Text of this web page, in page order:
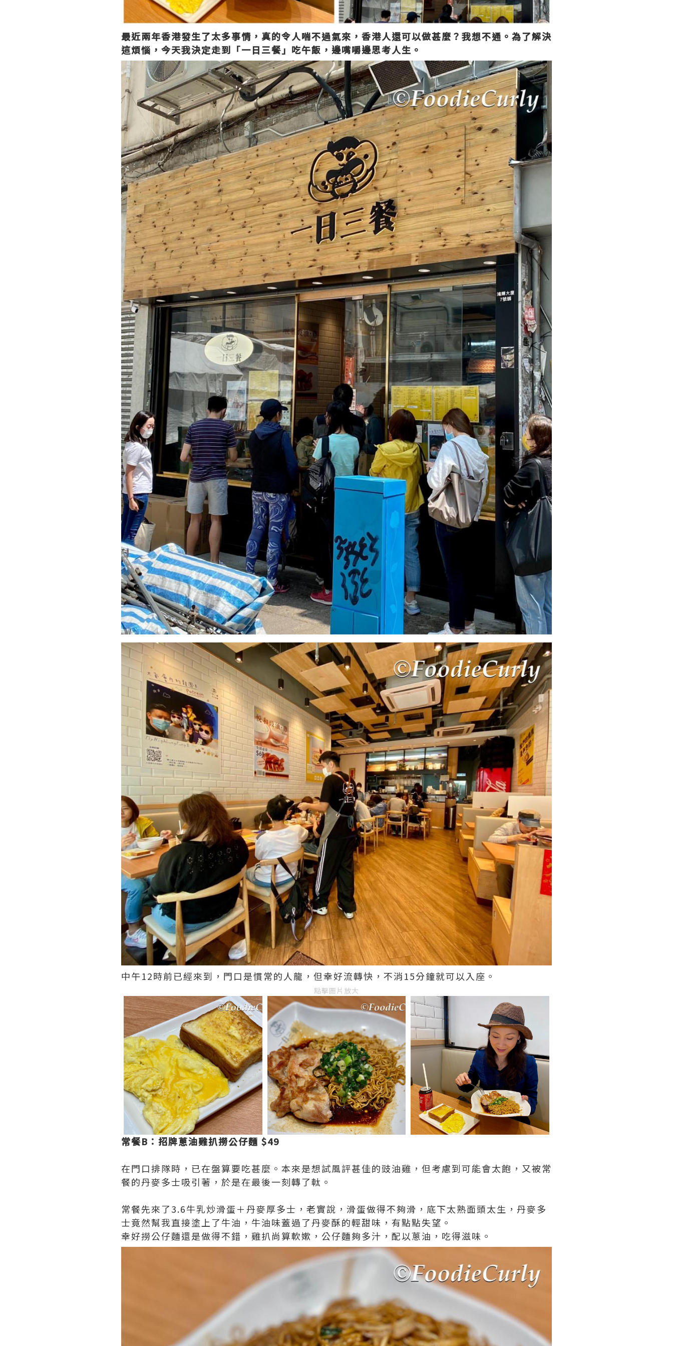
最近兩年香港發生了太多事情，真的令人喘不過氣來，香港人還可以做甚麼？我想不通。為了解決
這煩惱，今天我決定走到「一日三餐」吃午飯，邊嘴嚼邊思考人生。
中午12時前已經來到，門口是慣常的人龍，但幸好流轉快，不消15分鐘就可以入座。
點擊圖片放大
常餐B：招牌蔥油雞扒撈公仔麵 $49
在門口排隊時，已在盤算要吃甚麼。本來是想試風評甚佳的豉油雞，但考慮到可能會太飽，又被常
餐的丹麥多士吸引著，於是在最後一刻轉了軚。
常餐先來了3.6牛乳炒滑蛋＋丹麥厚多士，老實說，滑蛋做得不夠滑，底下太熟面頭太生，丹麥多
士竟然幫我直接塗上了牛油，牛油味蓋過了丹麥酥的輕甜味，有點點失望。
幸好撈公仔麵還是做得不錯，雞扒尚算軟嫰，公仔麵夠多汁，配以蔥油，吃得滋味。